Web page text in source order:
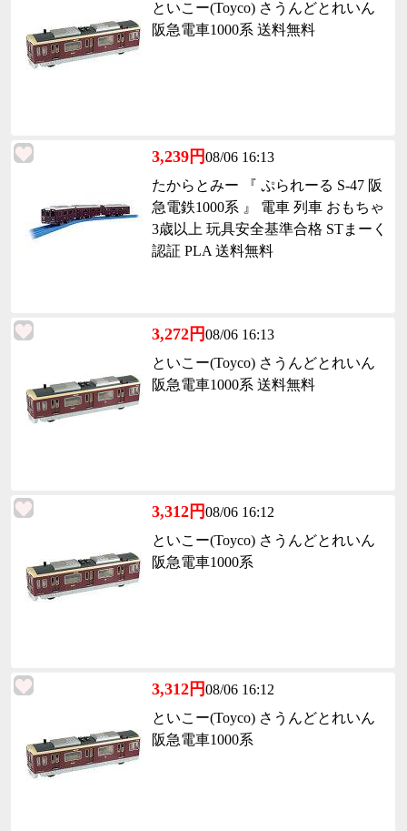
といこー(Toyco) さうんどとれいん
阪急電車1000系 送料無料
3,239円08/06 16:13
たからとみー 『 ぷられーる S-47 阪
急電鉄1000系 』 電車 列車 おもちゃ
3歳以上 玩具安全基準合格 STまーく
認証 PLA 送料無料
3,272円08/06 16:13
といこー(Toyco) さうんどとれいん
阪急電車1000系 送料無料
3,312円08/06 16:12
といこー(Toyco) さうんどとれいん
阪急電車1000系
3,312円08/06 16:12
といこー(Toyco) さうんどとれいん
阪急電車1000系